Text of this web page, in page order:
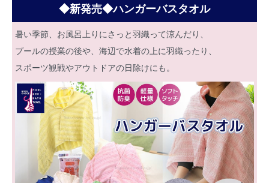
◆新発売◆ハンガーバスタオル
暑い季節、お風呂上りにさっと羽織って涼んだり、
プールの授業の後や、海辺で水着の上に羽織ったり、
スポーツ観戦やアウトドアの日除けにも。